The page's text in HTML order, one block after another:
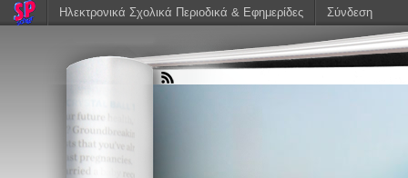
Ηλεκτρονικά Σχολικά Περιοδικά & Εφημερίδες Σύνδεση